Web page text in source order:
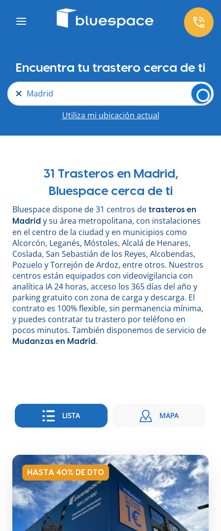
Encuentra tu trastero cerca de ti
Madrid
Utiliza mi ubicación actual
31 Trasteros en Madrid,
Bluespace cerca de ti
Bluespace dispone de 31 centros de trasteros en
Madrid y su área metropolitana, con instalaciones
en el centro de la ciudad y en municipios como
Alcorcón, Leganés, Móstoles, Alcalá de Henares,
Coslada, San Sebastián de los Reyes, Alcobendas,
Pozuelo y Torrejón de Ardoz, entre otros. Nuestros
centros están equipados con videovigilancia con
analítica IA 24 horas, acceso los 365 días del año y
parking gratuito con zona de carga y descarga. El
contrato es 100% flexible, sin permanencia mínima,
y puedes contratar tu trastero por teléfono en
pocos minutos. También disponemos de servicio de
Mudanzas en Madrid .
LISTA MAPA
HASTA 40% DE DTO